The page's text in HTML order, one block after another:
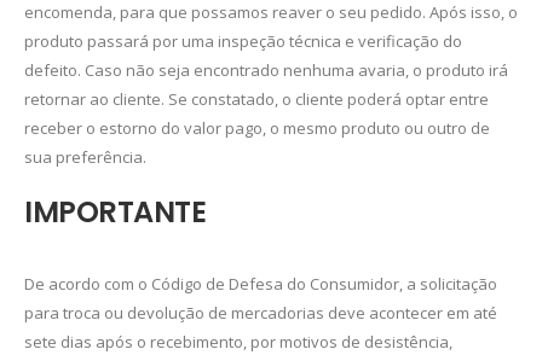
encomenda, para que possamos reaver o seu pedido. Após isso, o
produto passará por uma inspeção técnica e verificação do
defeito. Caso não seja encontrado nenhuma avaria, o produto irá
retornar ao cliente. Se constatado, o cliente poderá optar entre
receber o estorno do valor pago, o mesmo produto ou outro de
sua preferência.
IMPORTANTE
De acordo com o Código de Defesa do Consumidor, a solicitação
para troca ou devolução de mercadorias deve acontecer em até
sete dias após o recebimento, por motivos de desistência,